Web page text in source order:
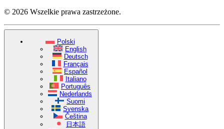
© 2026 Wszelkie prawa zastrzeżone.
Polski
English
Deutsch
Français
Español
Italiano
Português
Nederlands
Suomi
Svenska
Čeština
日本語